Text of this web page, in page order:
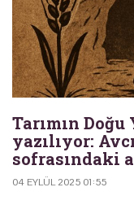
Tarımın
yazılıyor:
sofrasındaki
04 EYLÜL 2025 01:55